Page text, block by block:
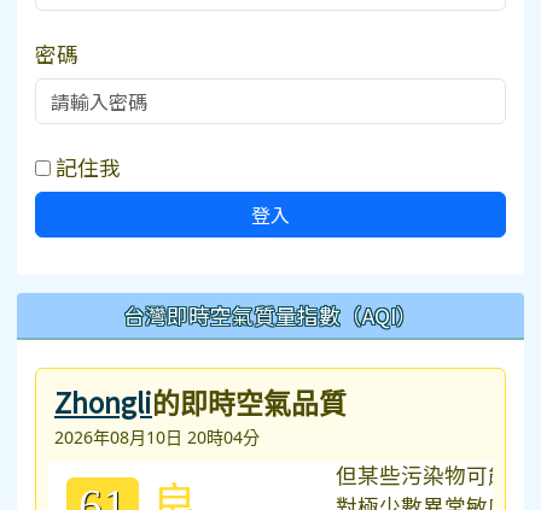
密碼
記住我
登入
台灣即時空氣質量指數（AQI）
Zhongli的即時空氣品質
2026年08月10日 20時04分